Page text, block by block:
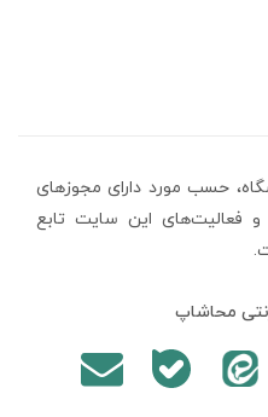
حسب مورد دارای مجوزهای
و فعاليت‌های اين سايت تابع
محاشاپ